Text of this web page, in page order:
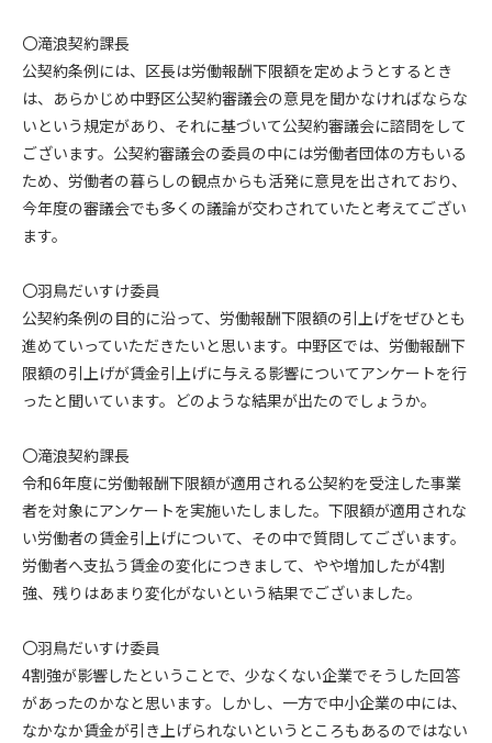
〇滝浪契約課長
公契約条例には、区長は労働報酬下限額を定めようとするとき
は、あらかじめ中野区公契約審議会の意見を聞かなければならな
いという規定があり、それに基づいて公契約審議会に諮問をして
ございます。公契約審議会の委員の中には労働者団体の方もいる
ため、労働者の暮らしの観点からも活発に意見を出されており、
今年度の審議会でも多くの議論が交わされていたと考えてござい
ます。
〇羽鳥だいすけ委員
公契約条例の目的に沿って、労働報酬下限額の引上げをぜひとも
進めていっていただきたいと思います。中野区では、労働報酬下
限額の引上げが賃金引上げに与える影響についてアンケートを行
ったと聞いています。どのような結果が出たのでしょうか。
〇滝浪契約課長
令和6年度に労働報酬下限額が適用される公契約を受注した事業
者を対象にアンケートを実施いたしました。下限額が適用されな
い労働者の賃金引上げについて、その中で質問してございます。
労働者へ支払う賃金の変化につきまして、やや増加したが4割
強、残りはあまり変化がないという結果でございました。
〇羽鳥だいすけ委員
4割強が影響したということで、少なくない企業でそうした回答
があったのかなと思います。しかし、一方で中小企業の中には、
なかなか賃金が引き上げられないというところもあるのではない